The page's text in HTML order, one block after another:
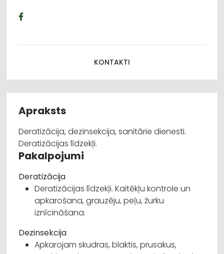
KONTAKTI
Apraksts
Deratizācija, dezinsekcija, sanitārie dienesti.
Deratizācijas līdzekļi.
Pakalpojumi
Deratizācija
Deratizācijas līdzekļi. Kaitēkļu kontrole un
apkarošana, grauzēju, peļu, žurku
iznīcināšana.
Dezinsekcija
Apkarojam skudras, blaktis, prusakus,